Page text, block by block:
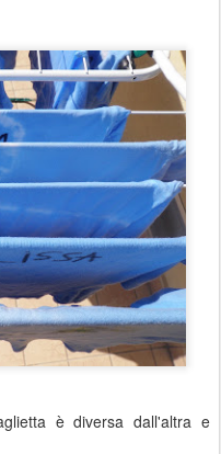
è diversa dall'altra e